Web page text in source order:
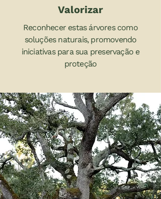
Valorizar
Reconhecer estas árvores como
soluções naturais, promovendo
iniciativas para sua preservação e
proteção